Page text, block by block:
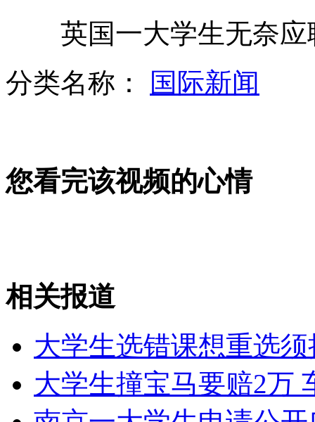
外交部：有关国家言论片面不公正
英国一大学生无奈应
分类名称：
国际新闻
您看完该视频的心情
相关报道
大学生选错课想重选
大学生撞宝马要赔2万